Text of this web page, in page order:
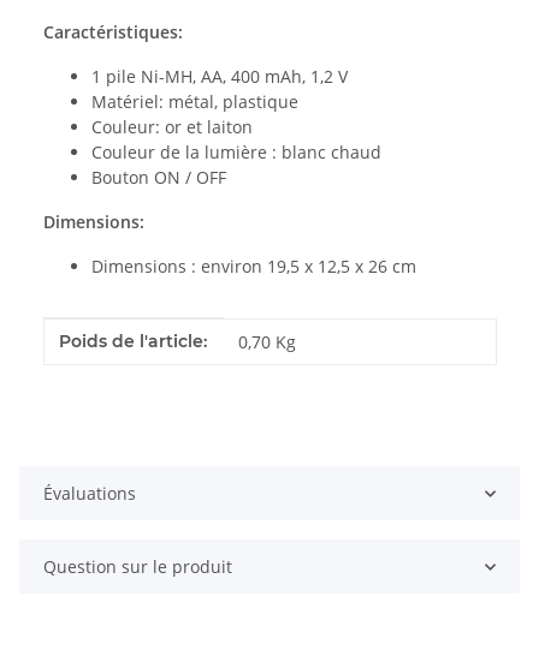
Caractéristiques:
1 pile Ni-MH, AA, 400 mAh, 1,2 V
Matériel: métal, plastique
Couleur: or et laiton
Couleur de la lumière : blanc chaud
Bouton ON / OFF
Dimensions:
Dimensions : environ 19,5 x 12,5 x 26 cm
#productDetails.itemInformation#
#productDetails.itemValue#
Poids de l'article: 0,70 Kg
Évaluations
Question sur le produit